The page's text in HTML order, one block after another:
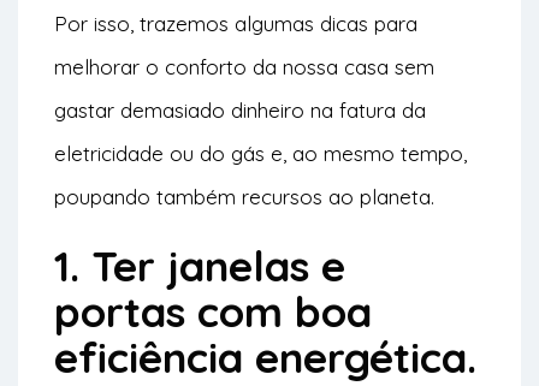
Por isso, trazemos algumas dicas para
melhorar o conforto da nossa casa sem
gastar demasiado dinheiro na fatura da
eletricidade ou do gás e, ao mesmo tempo,
poupando também recursos ao planeta.
1. Ter janelas e
portas com boa
eficiência energética.